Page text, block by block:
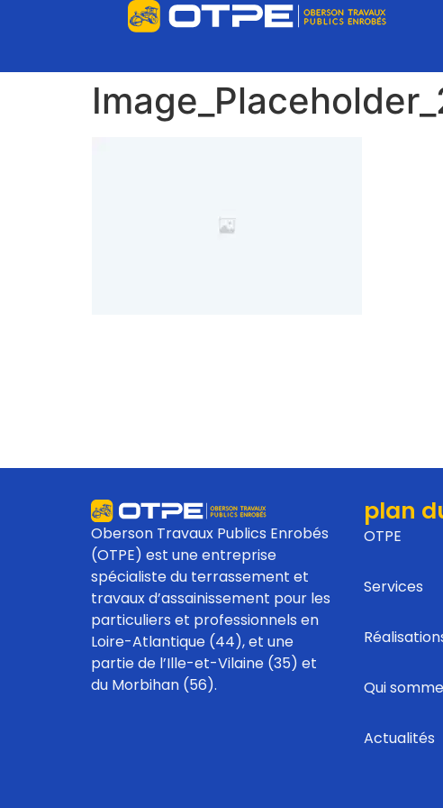
Oberson Travaux Publics Enrobés
(OTPE) est une entreprise
spécialiste du terrassement et
travaux d’assainissement pour les
particuliers et professionnels en
Loire-Atlantique (44), et une
partie de l’Ille-et-Vilaine (35) et
du Morbihan (56).
plan
OTPE
Services
Qui
Actualités